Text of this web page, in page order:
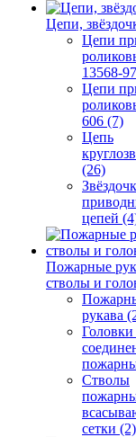
Цепи,
Цепи
13568-
Цепи
606 (7)
Цепь
(26)
цепей
Пожарные
стволы и
рукава
Головки
Стволы
сетки (2)